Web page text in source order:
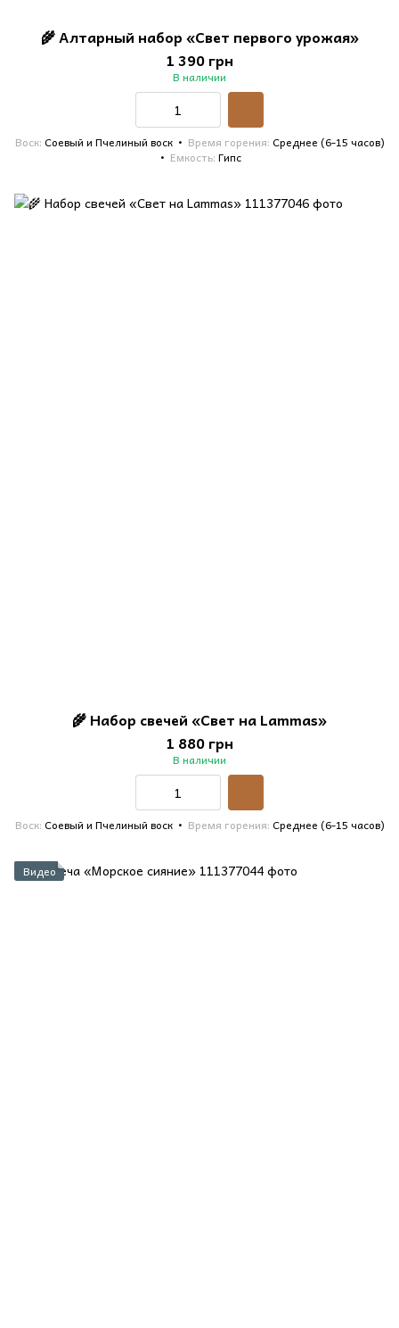
🌾 Алтарный набор «Свет первого урожая»
1 390 грн
В наличии
Воск Соевый и Пчелиный воск Время горения Среднее (6-15 часов)
Емкость Гипс
🌾 Набор свечей «Свет на Lammas»
1 880 грн
В наличии
Воск Соевый и Пчелиный воск Время горения Среднее (6-15 часов)
Видео